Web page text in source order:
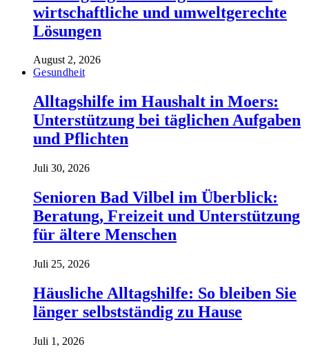
wirtschaftliche und umweltgerechte
Lösungen
August 2, 2026
Gesundheit
Alltagshilfe im Haushalt in Moers:
Unterstützung bei täglichen Aufgaben
und Pflichten
Juli 30, 2026
Senioren Bad Vilbel im Überblick:
Beratung, Freizeit und Unterstützung
für ältere Menschen
Juli 25, 2026
Häusliche Alltagshilfe: So bleiben Sie
länger selbstständig zu Hause
Juli 1, 2026